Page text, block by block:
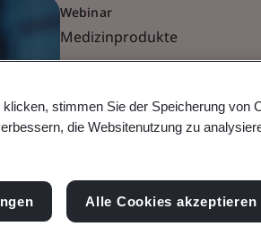
Webinar
Medizinprodukte
Audit von
Testen von
medizinische
stimmen Sie der Speicherung von
die Websitenutzung zu
Alle Cookies akzeptieren